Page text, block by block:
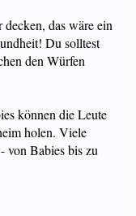
das wäre ein
Du solltest
den Würfen
können die Leute
holen. Viele
von Babies bis zu